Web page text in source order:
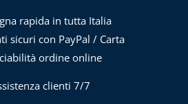
rapida in tutta Italia
sicuri con PayPal / Carta
ordine online
clienti 7/7